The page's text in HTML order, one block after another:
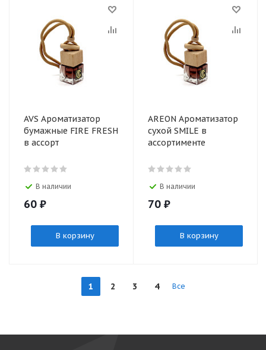
AVS Ароматизатор
бумажные FIRE FRESH
в ассорт
В наличии
60 ₽
В корзину
AREON Ароматизатор
сухой SMILE в
ассортименте
В наличии
70 ₽
В корзину
1 2 3 4 Все